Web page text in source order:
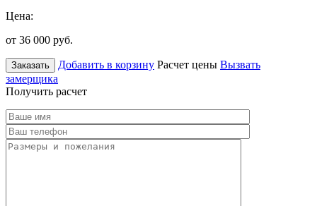
Цена:
от 36 000 руб.
Заказать Добавить в корзину Расчет цены Вызвать
замерщика
Получить расчет